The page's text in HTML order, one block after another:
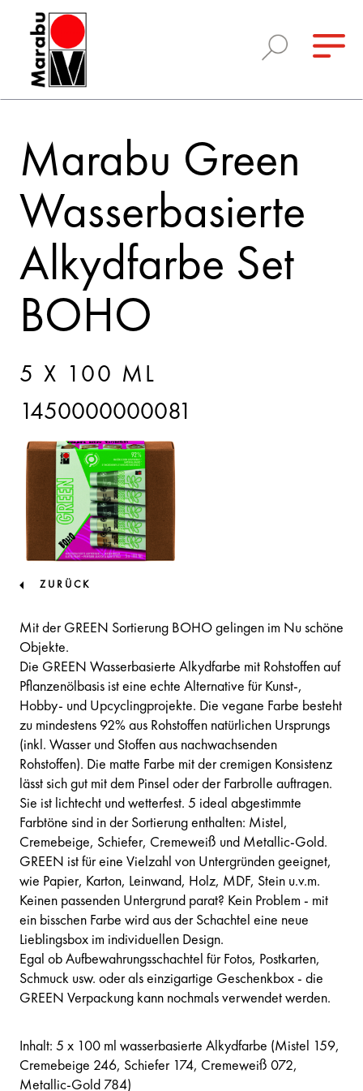
Marabu Green
Wasserbasierte
Alkydfarbe Set
BOHO
5 X 100 ML
1450000000081
ZURÜCK
Mit der GREEN Sortierung BOHO gelingen im Nu schöne
Objekte.
Die GREEN Wasserbasierte Alkydfarbe mit Rohstoffen auf
Pflanzenölbasis ist eine echte Alternative für Kunst-,
Hobby- und Upcyclingprojekte. Die vegane Farbe besteht
zu mindestens 92% aus Rohstoffen natürlichen Ursprungs
(inkl. Wasser und Stoffen aus nachwachsenden
Rohstoffen). Die matte Farbe mit der cremigen Konsistenz
lässt sich gut mit dem Pinsel oder der Farbrolle auftragen.
Sie ist lichtecht und wetterfest. 5 ideal abgestimmte
Farbtöne sind in der Sortierung enthalten: Mistel,
Cremebeige, Schiefer, Cremeweiß und Metallic-Gold.
GREEN ist für eine Vielzahl von Untergründen geeignet,
wie Papier, Karton, Leinwand, Holz, MDF, Stein u.v.m.
Keinen passenden Untergrund parat? Kein Problem - mit
ein bisschen Farbe wird aus der Schachtel eine neue
Lieblingsbox im individuellen Design.
Egal ob Aufbewahrungsschachtel für Fotos, Postkarten,
Schmuck usw. oder als einzigartige Geschenkbox - die
GREEN Verpackung kann nochmals verwendet werden.
Inhalt: 5 x 100 ml wasserbasierte Alkydfarbe (Mistel 159,
Cremebeige 246, Schiefer 174, Cremeweiß 072,
Metallic-Gold 784)